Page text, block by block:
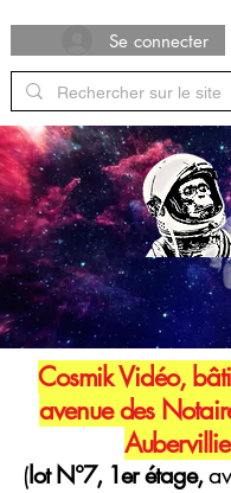
Se connecter
Cosmik Vidéo,
avenue des
(lot N°7, 1er étage,